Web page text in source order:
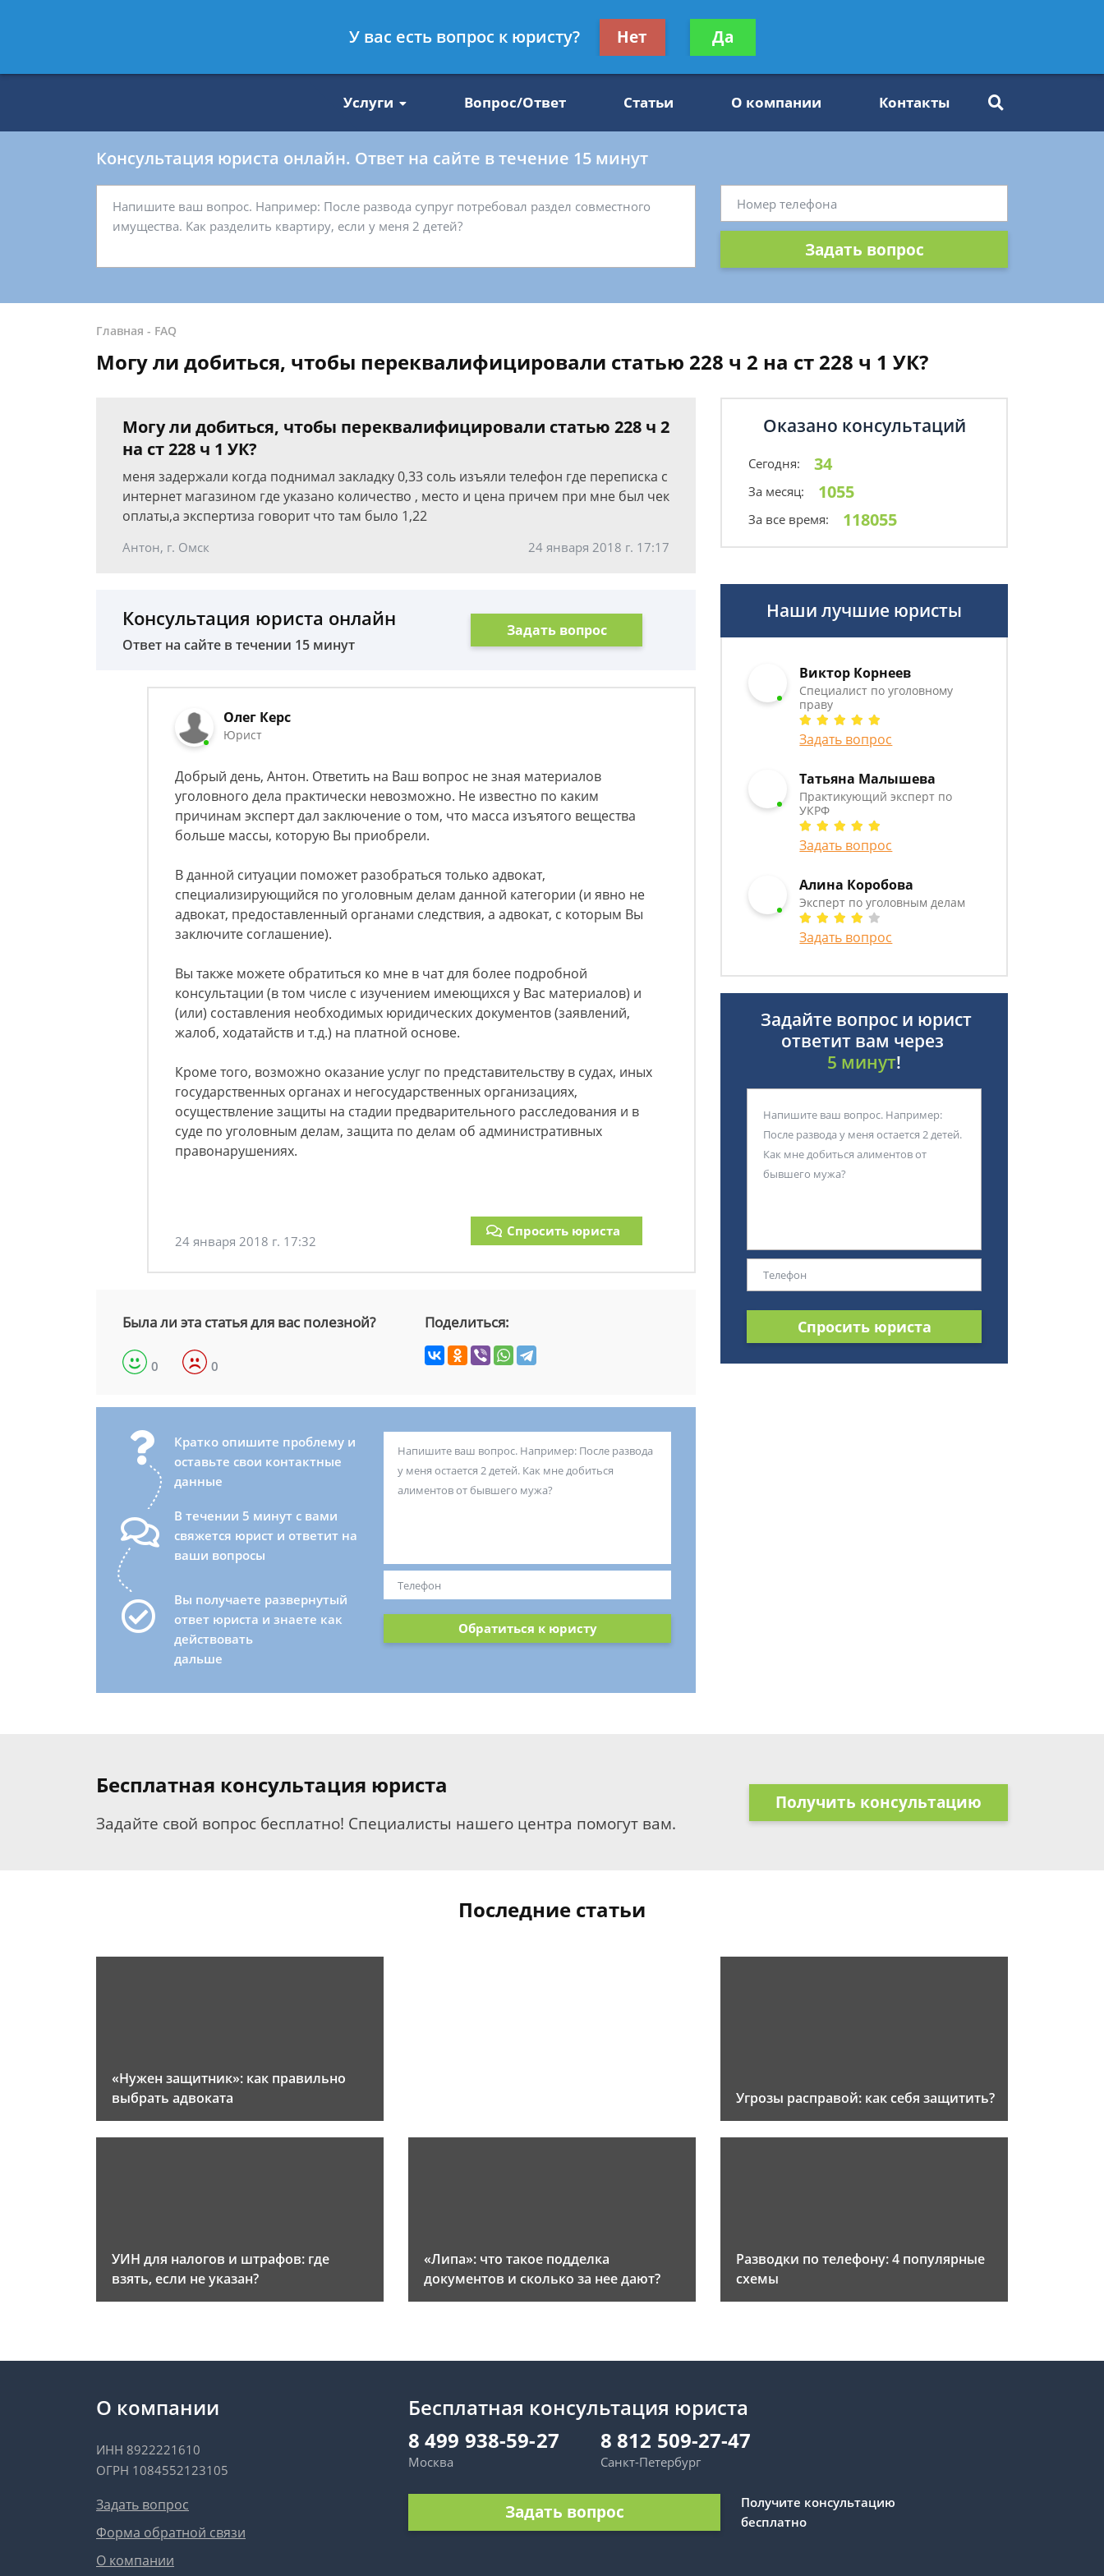
8 812 509-27-47
Получите консультацию
бесплатно
Услуги Вопрос/Ответ Статьи О компании Контакты
Консультация юриста онлайн. Ответ на сайте в течение 15 минут
Задать вопрос
Главная - FAQ
Могу ли добиться, чтобы переквалифицировали статью 228 ч 2 на ст 228 ч 1 УК?
Могу ли добиться, чтобы переквалифицировали статью 228 ч 2
на ст 228 ч 1 УК?
меня задержали когда поднимал закладку 0,33 соль изъяли телефон где переписка с
интернет магазином где указано количество , место и цена причем при мне был чек
оплаты,а экспертиза говорит что там было 1,22
Антон, г. Омск 24 января 2018 г. 17:17
Консультация юриста онлайн
Ответ на сайте в течении 15 минут
Задать вопрос
Олег Керс
Юрист
Добрый день, Антон. Ответить на Ваш вопрос не зная материалов
уголовного дела практически невозможно. Не известно по каким
причинам эксперт дал заключение о том, что масса изъятого вещества
больше массы, которую Вы приобрели.
В данной ситуации поможет разобраться только адвокат,
специализирующийся по уголовным делам данной категории (и явно не
адвокат, предоставленный органами следствия, а адвокат, с которым Вы
заключите соглашение).
Вы также можете обратиться ко мне в чат для более подробной
консультации (в том числе с изучением имеющихся у Вас материалов) и
(или) составления необходимых юридических документов (заявлений,
жалоб, ходатайств и т.д.) на платной основе.
Кроме того, возможно оказание услуг по представительству в судах, иных
государственных органах и негосударственных организациях,
осуществление защиты на стадии предварительного расследования и в
суде по уголовным делам, защита по делам об административных
правонарушениях.
24 января 2018 г. 17:32
Спросить юриста
Была ли эта статья для вас полезной?
0 0
Поделиться:
Кратко опишите проблему и
оставьте свои контактные
данные
В течении 5 минут с вами
свяжется юрист и ответит на
ваши вопросы
Вы получаете развернутый
ответ юриста и знаете как
действовать
дальше
Обратиться к юристу
Оказано консультаций
Сегодня: 34
За месяц: 1055
За все время: 118055
Наши лучшие юристы
Виктор Корнеев
Cпециалист по уголовному
праву
Задать вопрос
Татьяна Малышева
Практикующий эксперт по
УКРФ
Задать вопрос
Алина Коробова
Эксперт по уголовным делам
Задать вопрос
Задайте вопрос и юрист
ответит вам через
5 минут!
Спросить юриста
Бесплатная консультация юриста
Задайте свой вопрос бесплатно! Специалисты нашего центра помогут вам.
Получить консультацию
Последние статьи
«Нужен защитник»: как правильно
выбрать адвоката
Угрозы расправой: как себя защитить?
УИН для налогов и штрафов: где
взять, если не указан?
«Липа»: что такое подделка
документов и сколько за нее дают?
Разводки по телефону: 4 популярные
схемы
О компании
ИНН 8922221610
ОГРН 1084552123105
Задать вопрос
Форма обратной связи
О компании
Бесплатная консультация юриста
8 499 938-59-27
Москва
8 812 509-27-47
Санкт-Петербург
Задать вопрос
Получите консультацию
бесплатно
У вас есть вопрос к юристу? Нет Да